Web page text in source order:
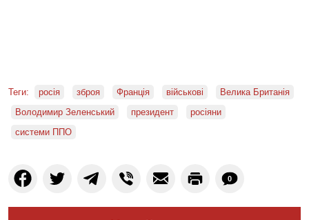
Теги: росія зброя Франція військові
Велика Британія
Володимир Зеленський
президент
росіяни
системи ППО
0